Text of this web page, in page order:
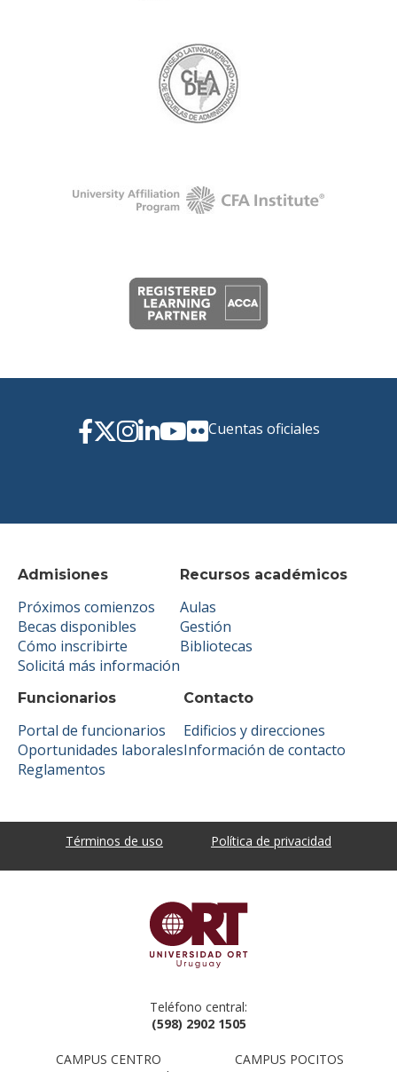
Admisiones
Próximos comienzos
Becas disponibles
Cómo inscribirte
Solicitá más información
Recursos académicos
Aulas
Gestión
Bibliotecas
Funcionarios
Portal de funcionarios
Oportunidades laborales
Reglamentos
Contacto
Edificios y direcciones
Información de contacto
Cuentas oficiales
Términos de uso Política de privacidad
Teléfono central:
(598) 2902 1505
CAMPUS CENTRO
CAMPUS POCITOS